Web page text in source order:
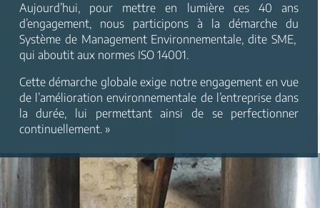
Aujourd’hui, pour mettre en lumière ces 40 ans
d’engagement, nous participons à la démarche du
Système de Management Environnementale, dite SME,
qui aboutit aux normes ISO 14001.
Cette démarche globale exige notre engagement en vue
de l’amélioration environnementale de l’entreprise dans
la durée, lui permettant ainsi de se perfectionner
continuellement. »